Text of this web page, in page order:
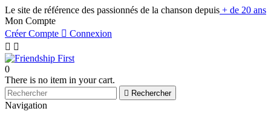
Le site de référence des passionnés de la chanson depuis + de 20 ans
Mon Compte
Créer Compte  Connexion
 
0
There is no item in your cart.
 Rechercher
Navigation